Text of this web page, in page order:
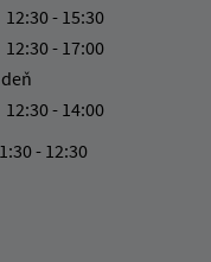
12:30 - 15:30
12:30 - 17:00
12:30 - 14:00
- 12:30